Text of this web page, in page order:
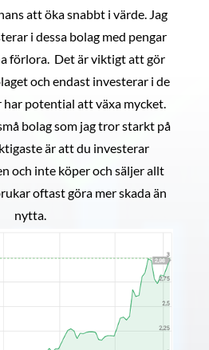
att öka snabbt i värde. Jag
i dessa bolag med pengar
förlora. Det är viktigt att gör
och endast investerar i de
har potential att växa mycket.
bolag som jag tror starkt på
är att du investerar
och inte köper och säljer allt
oftast göra mer skada än
nytta.